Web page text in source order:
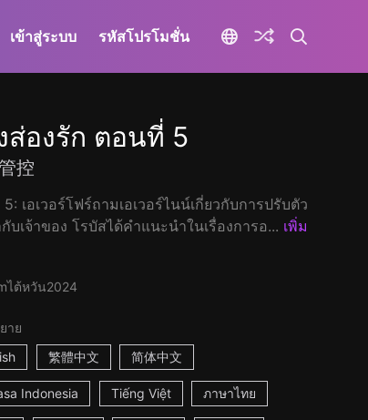
เข้าสู่ระบบ รหัสโปรโมชั่น
ส่องรัก ตอนที่ 5
控
เอเวอร์โฟร์ถามเอเวอร์ไนน์เกี่ยวกับการปรับตัว
บเจ้าของ โรบัสได้คำแนะนำในเรื่องการอ... เพิ่ม
ไต้หวัน2024
าย
繁體中文 简体中文
Indonesia Tiếng Việt ภาษาไทย